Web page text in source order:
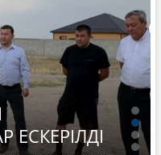
ЕСКЕРІЛДІ